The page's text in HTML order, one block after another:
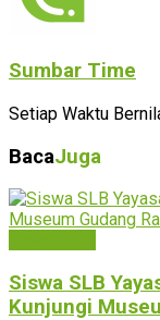
Sumbar Time
Setiap Waktu
BacaJuga
Siswa SLB
Kunjungi